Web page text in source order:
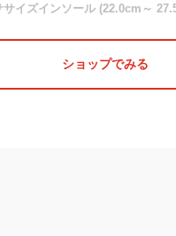
ショップでみる